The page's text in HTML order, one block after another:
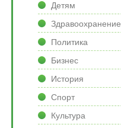
Детям
Здравоохранение
Политика
Бизнес
История
Спорт
Культура